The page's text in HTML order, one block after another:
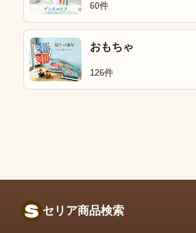
60件
おもちゃ
126件
セリア商品検索